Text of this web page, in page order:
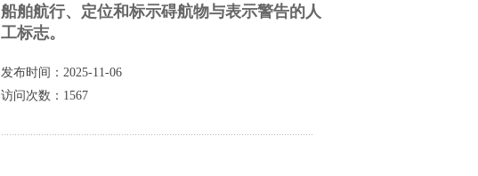
船舶航行、定位和标示碍航物与表示警告的人
工标志。
发布时间：2025-11-06
访问次数：1567